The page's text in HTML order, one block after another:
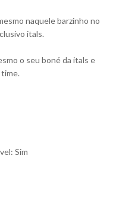
naquele barzinho no
itals.
o seu boné da itals e
Sim